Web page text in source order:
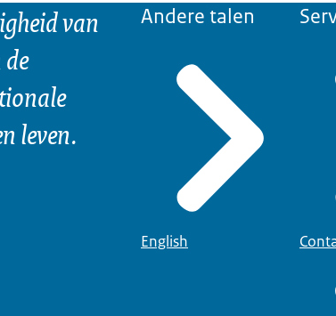
van
leven.
Andere talen
English